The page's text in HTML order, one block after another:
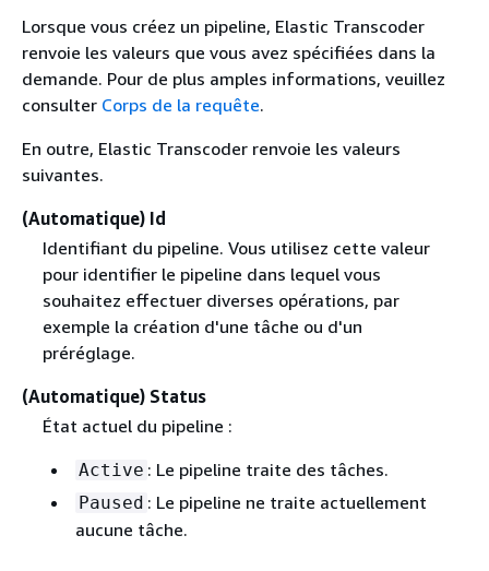
Lorsque vous créez un pipeline, Elastic Transcoder
renvoie les valeurs que vous avez spécifiées dans la
demande. Pour de plus amples informations, veuillez
consulter Corps de la requête.
En outre, Elastic Transcoder renvoie les valeurs
suivantes.
(Automatique) Id
Identifiant du pipeline. Vous utilisez cette valeur
pour identifier le pipeline dans lequel vous
souhaitez effectuer diverses opérations, par
exemple la création d'une tâche ou d'un
préréglage.
(Automatique) Status
État actuel du pipeline :
Active : Le pipeline traite des tâches.
Paused : Le pipeline ne traite actuellement
aucune tâche.